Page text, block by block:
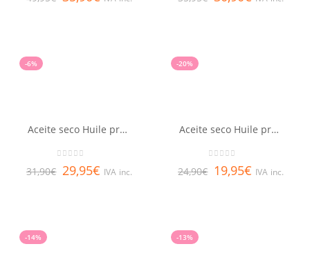
-6%
Aceite seco Huile prodigieuse® NUXE 100ml
31,90€ 29,95€ IVA inc.
-20%
Aceite seco Huile prodigieuse® NUXE 50ml
24,90€ 19,95€ IVA inc.
-14% -13%